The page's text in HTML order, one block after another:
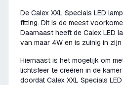
De Calex XXL Specials LED
fitting. Dit is de meest
Daarnaast heeft de Calex LED
van maar 4W en is zuinig in
Hiernaast is het mogelijk om
lichtsfeer te creëren in de
doordat Calex XXL Specials